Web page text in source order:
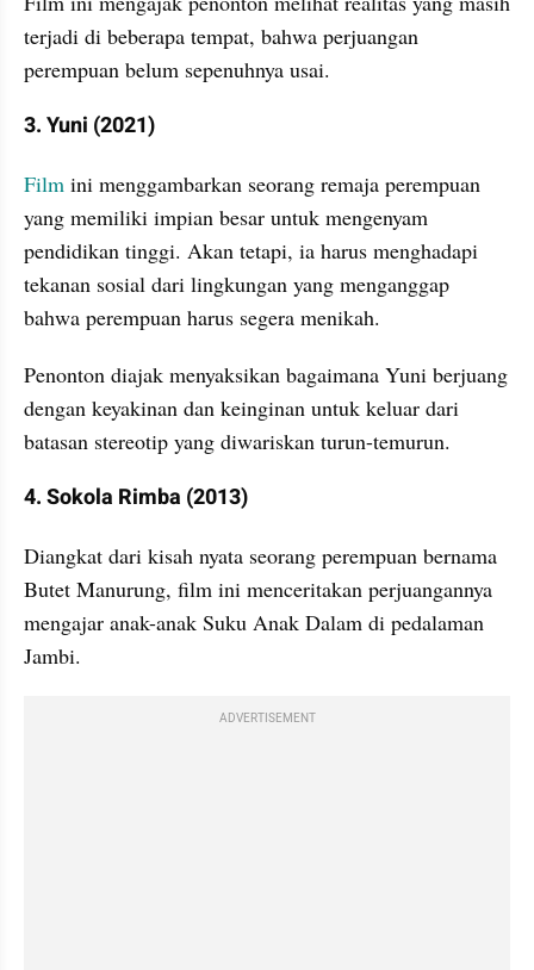
terjadi di beberapa tempat, bahwa perjuangan
perempuan belum sepenuhnya usai.
3. Yuni (2021)
Film ini menggambarkan seorang remaja perempuan
yang memiliki impian besar untuk mengenyam
pendidikan tinggi. Akan tetapi, ia harus menghadapi
tekanan sosial dari lingkungan yang menganggap
bahwa perempuan harus segera menikah.
Penonton diajak menyaksikan bagaimana Yuni berjuang
dengan keyakinan dan keinginan untuk keluar dari
batasan stereotip yang diwariskan turun-temurun.
4. Sokola Rimba (2013)
Diangkat dari kisah nyata seorang perempuan bernama
Butet Manurung, film ini menceritakan perjuangannya
mengajar anak-anak Suku Anak Dalam di pedalaman
Jambi.
ADVERTISEMENT